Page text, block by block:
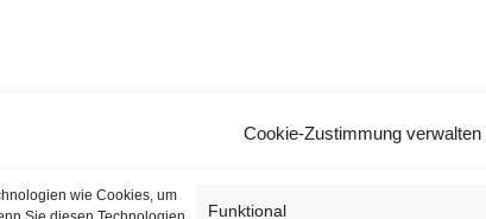
Cookie-Zustimmung verwalten
wie Cookies, um
Funktional